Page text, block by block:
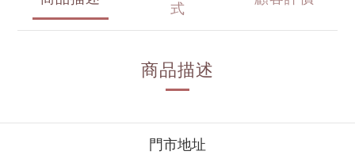
式
商品描述
門市地址